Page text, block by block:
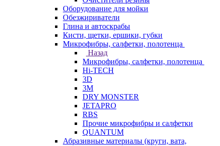
Оборудование для мойки
Обезжириватели
Глина и автоскрабы
Кисти, щетки, ершики, губки
Микрофибры, салфетки, полотенца
Назад
Микрофибры, салфетки, полотенца
Hi-TECH
3D
3М
DRY MONSTER
JETAPRO
RBS
Прочие микрофибры и салфетки
QUANTUM
Абразивные материалы (круги, вата,